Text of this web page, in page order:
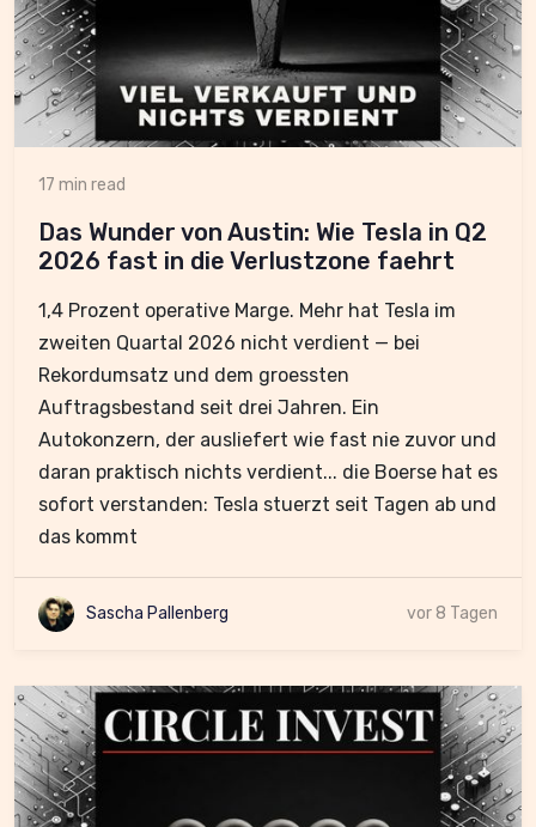
17 min read
Das Wunder von Austin: Wie Tesla in Q2
2026 fast in die Verlustzone faehrt
1,4 Prozent operative Marge. Mehr hat Tesla im
zweiten Quartal 2026 nicht verdient — bei
Rekordumsatz und dem groessten
Auftragsbestand seit drei Jahren. Ein
Autokonzern, der ausliefert wie fast nie zuvor und
daran praktisch nichts verdient... die Boerse hat es
sofort verstanden: Tesla stuerzt seit Tagen ab und
das kommt
Sascha Pallenberg vor 8 Tagen